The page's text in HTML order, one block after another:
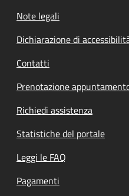
Note legali
Dichiarazione di
Contatti
Prenotazione
Richiedi assistenza
Statistiche del portale
Leggi le FAQ
Pagamenti